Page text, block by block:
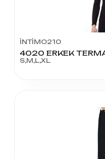
İNTİMO210
4020 ERKEK
S,M,L,XL